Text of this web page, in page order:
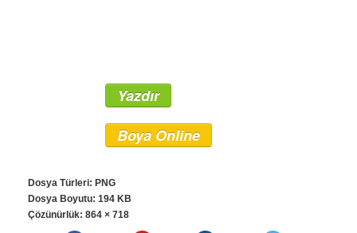
Yazdır
Boya Online
Dosya Türleri: PNG
Dosya Boyutu: 194 KB
Çözünürlük: 864 × 718